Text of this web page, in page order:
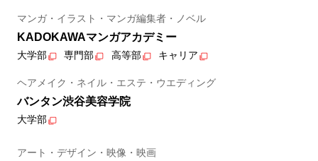
マンガ・イラスト・マンガ編集者・ノベル
KADOKAWAマンガアカデミー
大学部 専門部 高等部 キャリア
ヘアメイク・ネイル・エステ・ウエディング
バンタン渋谷美容学院
大学部
アート・デザイン・映像・映画